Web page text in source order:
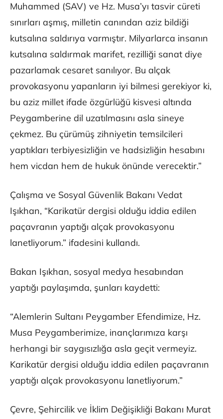
Muhammed (SAV) ve Hz. Musa’yı tasvir cüreti
sınırları aşmış, milletin canından aziz bildiği
kutsalına saldırıya varmıştır. Milyarlarca insanın
kutsalına saldırmak marifet, rezilliği sanat diye
pazarlamak cesaret sanılıyor. Bu alçak
provokasyonu yapanların iyi bilmesi gerekiyor ki,
bu aziz millet ifade özgürlüğü kisvesi altında
Peygamberine dil uzatılmasını asla sineye
çekmez. Bu çürümüş zihniyetin temsilcileri
yaptıkları terbiyesizliğin ve hadsizliğin hesabını
hem vicdan hem de hukuk önünde verecektir.”
Çalışma ve Sosyal Güvenlik Bakanı Vedat
Işıkhan, “Karikatür dergisi olduğu iddia edilen
paçavranın yaptığı alçak provokasyonu
lanetliyorum.” ifadesini kullandı.
Bakan Işıkhan, sosyal medya hesabından
yaptığı paylaşımda, şunları kaydetti:
“Alemlerin Sultanı Peygamber Efendimize, Hz.
Musa Peygamberimize, inançlarımıza karşı
herhangi bir saygısızlığa asla geçit vermeyiz.
Karikatür dergisi olduğu iddia edilen paçavranın
yaptığı alçak provokasyonu lanetliyorum.”
Çevre, Şehircilik ve İklim Değişikliği Bakanı Murat